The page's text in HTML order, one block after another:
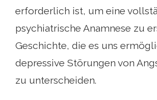
erforderlich ist, um eine
psychiatrische Anamnese zu
Geschichte, die es uns
depressive Störungen von
zu unterscheiden.